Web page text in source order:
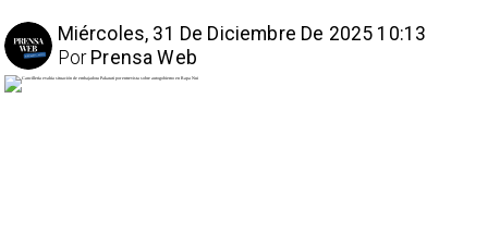
Miércoles, 31 De Diciembre De 2025 10:13
Prensa Web
Por